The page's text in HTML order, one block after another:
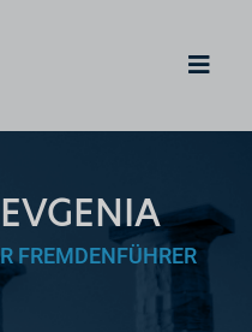
FREMDENFÜHRER